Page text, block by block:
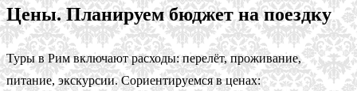
Цены. Планируем бюджет на поездку
Туры в Рим включают расходы: перелёт, проживание,
питание, экскурсии. Сориентируемся в ценах: